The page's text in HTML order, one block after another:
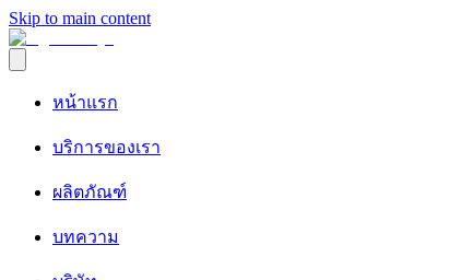
Skip to main content
หน้าแรก
บริการของเรา
ผลิตภัณฑ์
บทความ